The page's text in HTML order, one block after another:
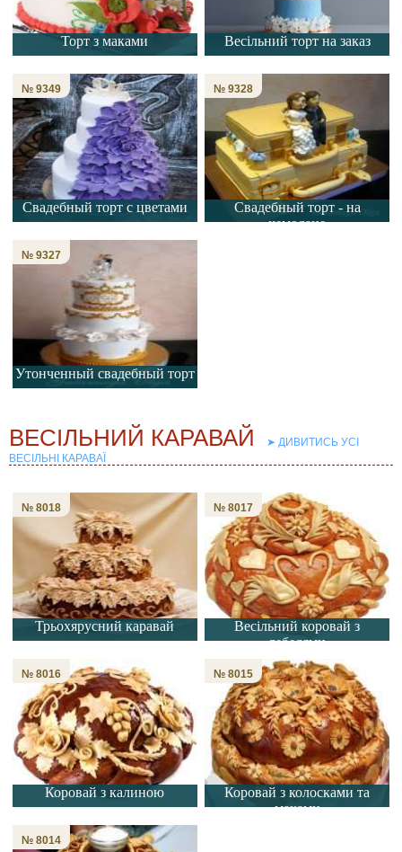
Торт з маками Весільний торт на заказ
Свадебный торт с цветами
№ 9349
Свадебный торт - на
чемодане
№ 9328
Утонченный свадебный торт
№ 9327
➤ ДИВИТИСЬ УСІ
ВЕСІЛЬНІ КАРАВАЇ
Трьохярусний каравай
№ 8018
Весільний коровай з
лебедями
№ 8017
Коровай з калиною
№ 8016
Коровай з колосками та
маками
№ 8015
№ 8014